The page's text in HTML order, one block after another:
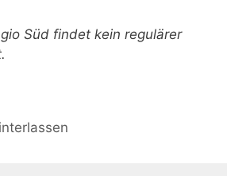
Süd findet kein regulärer